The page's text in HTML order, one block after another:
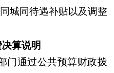
城同待遇补贴以及调整
算说明
门通过公共预算财政拨